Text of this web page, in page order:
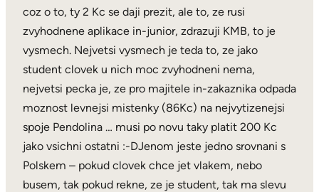
coz o to, ty 2 Kc se daji prezit, ale to, ze rusi
zvyhodnene aplikace in-junior, zdrazuji KMB, to je
vysmech. Nejvetsi vysmech je teda to, ze jako
student clovek u nich moc zvyhodneni nema,
nejvetsi pecka je, ze pro majitele in-zakaznika odpada
moznost levnejsi mistenky (86Kc) na nejvytizenejsi
spoje Pendolina … musi po novu taky platit 200 Kc
jako vsichni ostatni :-DJenom jeste jedno srovnani s
Polskem – pokud clovek chce jet vlakem, nebo
busem, tak pokud rekne, ze je student, tak ma slevu